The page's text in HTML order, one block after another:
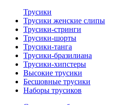
Трусики
Трусики женские слипы
Трусики-стринги
Трусики-шорты
Трусики-танга
Трусики-бразилиана
Трусики-хипстеры
Высокие трусики
Бесшовные трусики
Наборы трусиков